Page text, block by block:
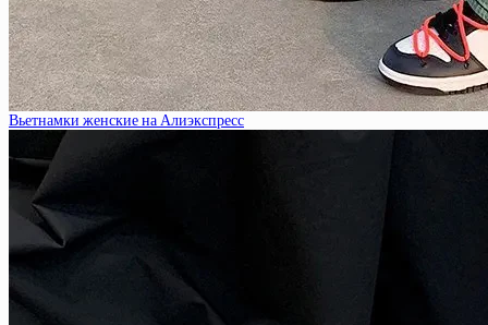
Вьетнамки женские на Алиэкспресс